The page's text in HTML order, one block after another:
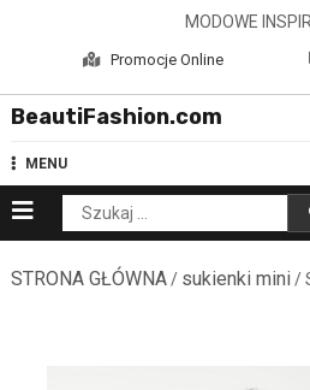
MODOWE
Promocje Online
BeautiFashion.com
MENU
Szukaj:
STRONA GŁÓWNA/ sukienki mini/